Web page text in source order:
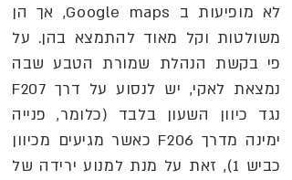
לא מופיעות ב Google maps, אך הן
משולטות וקל מאוד להתמצא בהן. על
פי בקשת הנהלת שמורת הטבע שבה
נמצאת לאקי, יש לנסוע על דרך F207
נגד כיוון השעון בלבד (כלומר, פנייה
ימינה מדרך F206 כאשר מגיעים מכיוון
כביש 1), זאת על מנת למנוע ירידה של